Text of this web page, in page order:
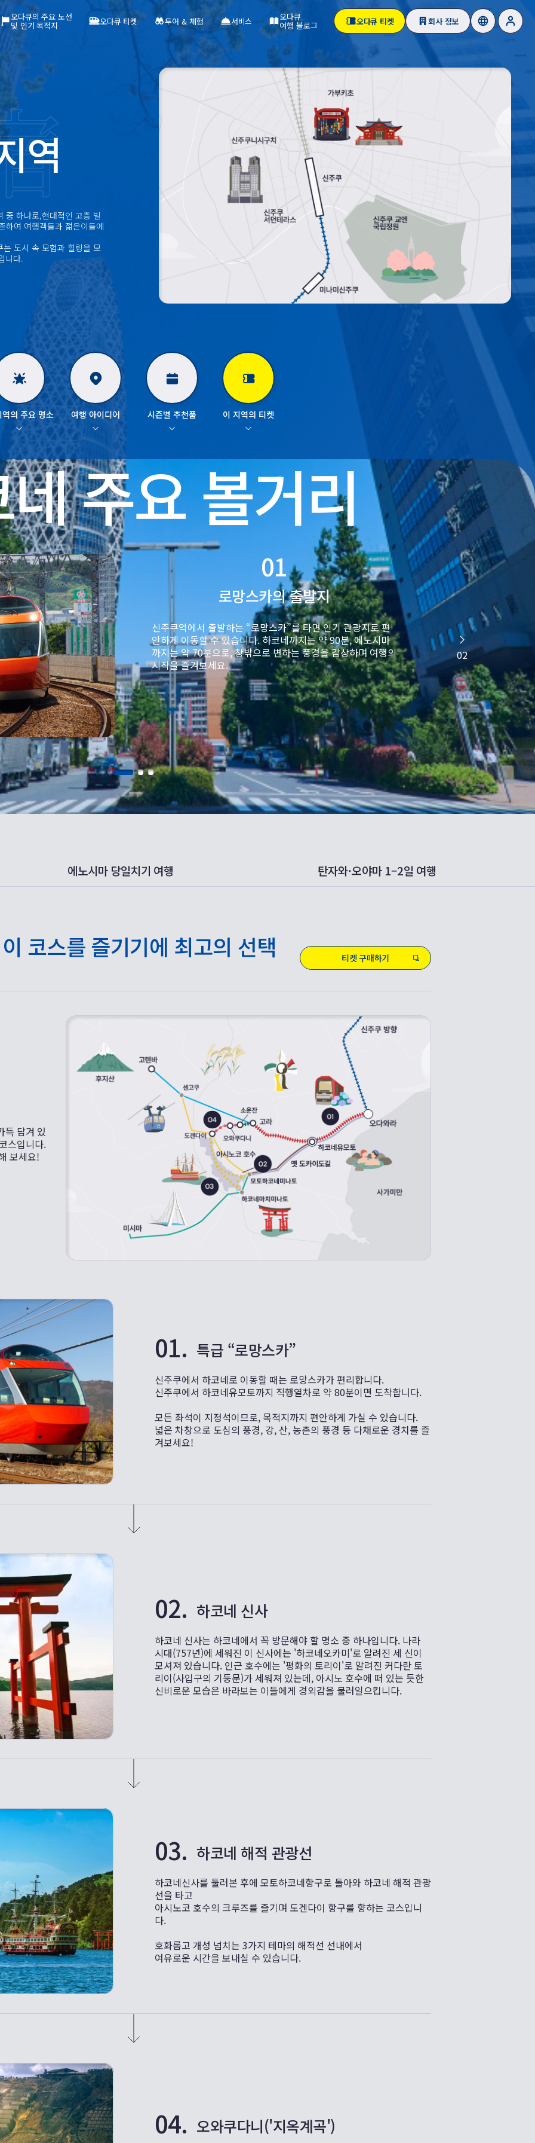
오다큐의 주요 노선
및 인기 목적지 오다큐 티켓 투어 & 체험 서비스 오다큐
여행 블로그 오다큐 티켓 회사 정보
역
중 하나로,현대적인 고층 빌
하여 여행객들과 젊은이들에
도시 속 모험과 힐링을 모
니다.
역의 주요 명소 여행 아이디어 시즌별 추천품 이 지역의 티켓
주요 볼거리
02
01
로망스카의 출발지
신주쿠역에서 출발하는 “로망스카”를 타면 인기 관광지로 편
안하게 이동할 수 있습니다. 하코네까지는 약 90분, 에노시마
까지는 약 70분으로, 창밖으로 변하는 풍경을 감상하며 여행의
시작을 즐겨보세요.
에노시마 당일치기 여행 탄자와·오야마 1–2일 여행
코스를 즐기기에 최고의 선택 티켓 구매하기
득 담겨 있
스입니다.
보세요!
01. 특급 “로망스카”
신주쿠에서 하코네로 이동할 때는 로망스카가 편리합니다.
신주쿠에서 하코네유모토까지 직행열차로 약 80분이면 도착합니다.
모든 좌석이 지정석이므로, 목적지까지 편안하게 가실 수 있습니다.
넓은 차창으로 도심의 풍경, 강, 산, 농촌의 풍경 등 다채로운 경치를 즐
겨보세요!
02. 하코네 신사
하코네 신사는 하코네에서 꼭 방문해야 할 명소 중 하나입니다. 나라
시대(757년)에 세워진 이 신사에는 '하코네오카미'로 알려진 세 신이
모셔져 있습니다. 인근 호수에는 '평화의 토리이'로 알려진 커다란 토
리이(사입구의 기둥문)가 세워져 있는데, 아시노 호수에 떠 있는 듯한
신비로운 모습은 바라보는 이들에게 경외감을 불러일으킵니다.
03. 하코네 해적 관광선
하코네신사를 둘러본 후에 모토하코네항구로 돌아와 하코네 해적 관광
선을 타고
아시노코 호수의 크루즈를 즐기며 도겐다이 항구를 향하는 코스입니
다.
호화롭고 개성 넘치는 3가지 테마의 해적선 선내에서
여유로운 시간을 보내실 수 있습니다.
04. 오와쿠다니('지옥계곡')